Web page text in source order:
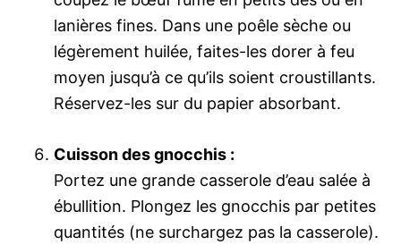
lanières fines. Dans une poêle sèche ou
légèrement huilée, faites-les dorer à feu
moyen jusqu’à ce qu’ils soient croustillants.
Réservez-les sur du papier absorbant.
Cuisson des gnocchis :
Portez une grande casserole d’eau salée à
ébullition. Plongez les gnocchis par petites
quantités (ne surchargez pas la casserole).